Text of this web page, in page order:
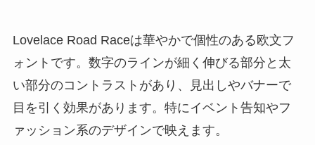
Lovelace Road Raceは華やかで個性のある欧文フ
ォントです。数字のラインが細く伸びる部分と太
い部分のコントラストがあり、見出しやバナーで
目を引く効果があります。特にイベント告知やフ
ァッション系のデザインで映えます。